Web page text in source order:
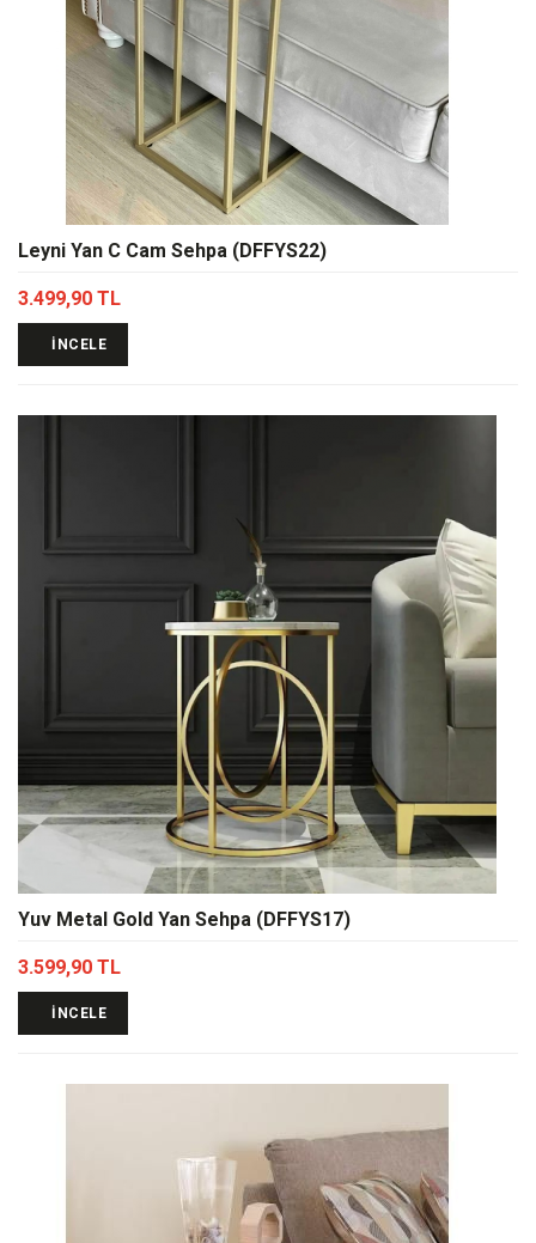
Leyni Yan C Cam Sehpa (DFFYS22)
3.499,90 TL
İNCELE
Yuv Metal Gold Yan Sehpa (DFFYS17)
3.599,90 TL
İNCELE